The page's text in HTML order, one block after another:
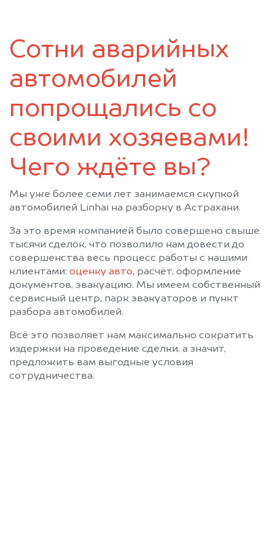
Сотни аварийных
автомобилей
попрощались со
своими хозяевами!
Чего ждёте вы?
Мы уже более семи лет занимаемся скупкой
автомобилей Linhai на разборку в Астрахани.
За это время компанией было совершено свыше
тысячи сделок, что позволило нам довести до
совершенства весь процесс работы с нашими
клиентами: оценку авто, расчёт, оформление
документов, эвакуацию. Мы имеем собственный
сервисный центр, парк эвакуаторов и пункт
разбора автомобилей.
Всё это позволяет нам максимально сократить
издержки на проведение сделки, а значит,
предложить вам выгодные условия
сотрудничества.